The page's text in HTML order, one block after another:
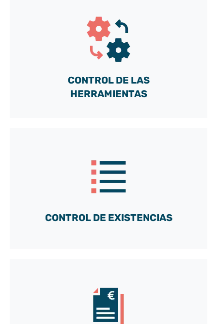
CONTROL DE LAS
HERRAMIENTAS
Acceda a nuestra cuenta DEMO gratuita
y descubra todas las posibilidades de nuestra caja
de herramientas a medida
¡Vamos!
CONTROL DE EXISTENCIAS
Acceda a nuestra cuenta DEMO gratuita
y descubra todas las posibilidades de nuestra caja
de herramientas a medida
¡Vamos!
Acceda a nuestra cuenta DEMO gratuita
y descubra todas las posibilidades de nuestra caja
de herramientas a medida